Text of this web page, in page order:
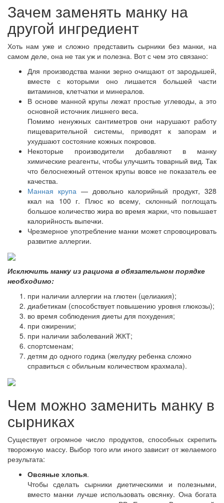
Зачем заменять манку на
другой ингредиент
Хоть нам уже и сложно представить сырники без манки, на
самом деле, она не так уж и полезна. Вот с чем это связано:
Для производства манки зерно очищают от зародышей,
вместе с которыми оно лишается большей части
витаминов, клетчатки и минералов.
В основе манной крупы лежат простые углеводы, а это
основной источник лишнего веса.
Помимо ненужных сантиметров они нарушают работу
пищеварительной системы, приводят к запорам и
ухудшают состояние кожных покровов.
Некоторые производители добавляют в манку
химические реагенты, чтобы улучшить товарный вид. Так
что белоснежный оттенок крупы вовсе не показатель ее
качества.
Манная крупа — довольно калорийный продукт, 328
ккал на 100 г. Плюс ко всему, склонный поглощать
большое количество жира во время жарки, что повышает
калорийность выпечки.
Чрезмерное употребление манки может спровоцировать
развитие аллергии.
Исключить манку из рациона в обязательном порядке
необходимо:
при наличии аллергии на глютен (целиакия);
диабетикам (способствует повышению уровня глюкозы);
во время соблюдения диеты для похудения;
при ожирении;
при наличии заболеваний ЖКТ;
спортсменам;
детям до одного годика (желудку ребенка сложно
справиться с обильным количеством крахмала).
Чем можно заменить манку в
сырниках
Существует огромное число продуктов, способных скрепить
творожную массу. Выбор того или иного зависит от желаемого
результата:
Овсяные хлопья.
Чтобы сделать сырники диетическими и полезными,
вместо манки лучше использовать овсянку. Она богата